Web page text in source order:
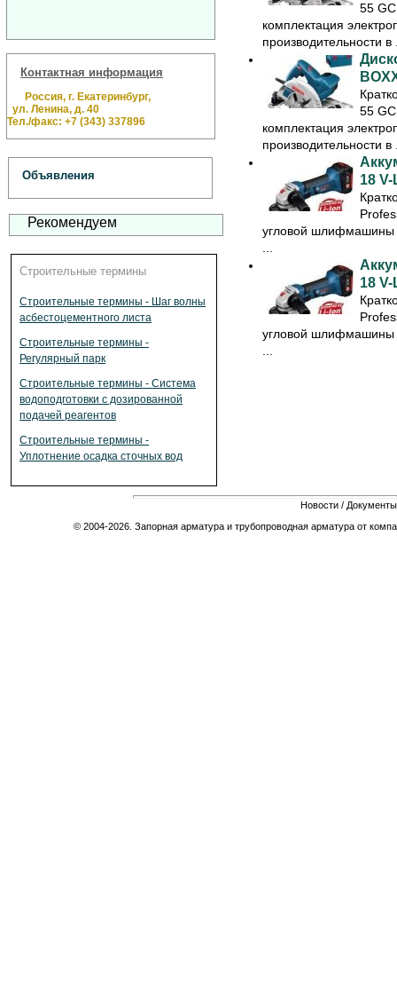
Контактная информация
Россия, г. Екатеринбург,
ул. Ленина, д. 40
Тел./факс: +7 (343) 337896
Объявления
Рекомендуем
Строительные термины
Строительные термины - Шаг волны
асбестоцементного листа
Строительные термины -
Регулярный парк
Строительные термины - Система
водоподготовки с дозированной
подачей реагентов
Строительные термины -
Уплотнение осадка сточных вод
55
комплектация
производительности в
55
комплектация
производительности в
18 V-
угловой шлифмашины
18 V-
угловой шлифмашины
Новости / Документы
© 2004-2026. Запорная арматура и трубопроводная арматура от